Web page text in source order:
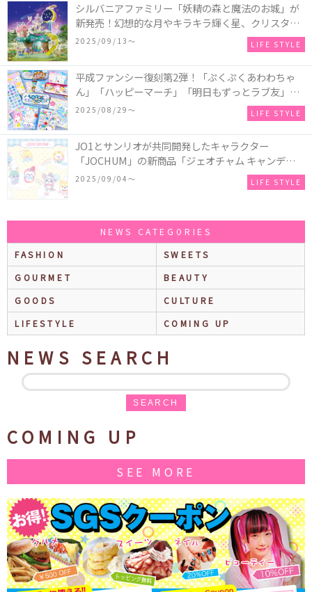
シルバニアファミリー「妖精の森と魔法のお城」が
新発売！幻想的な月やキラキラ輝く星、クリスタル
などの装飾がお城を彩る♡
2025/09/13〜 LIFE STYLE
平成ファンシー復刻第2弾！「ぷくぷくあわわちゃ
ん」「ハッピーマーチ」「明日もずっとラブ友」な
どの「カンペンケース」や「遊べるメモ帳」が発売
2025/08/29〜 LIFE STYLE
JO1とサンリオが共同開発したキャラクター
「JOCHUM」の新商品「ジェオチャム キャンディデ
ザインシリーズ」が発売！一部店舗限定で特別装飾
2025/09/04〜 LIFE STYLE
NEWS CATEGORIES
FASHION
SWEETS
GOURMET
BEAUTY
GOODS
CULTURE
LIFESTYLE
COMING UP
NEWS SEARCH
SEARCH
COMING UP
SEE MORE